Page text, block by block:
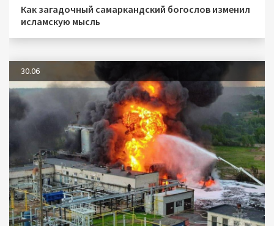
Как загадочный самаркандский богослов изменил
исламскую мысль
30.06